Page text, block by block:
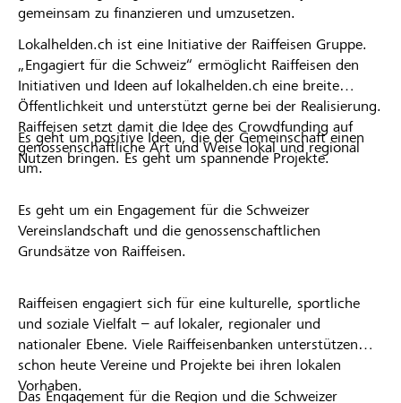
gemeinsam zu finanzieren und umzusetzen.
Lokalhelden.ch ist eine Initiative der Raiffeisen Gruppe.
„Engagiert für die Schweiz“ ermöglicht Raiffeisen den
Initiativen und Ideen auf lokalhelden.ch eine breite
Öffentlichkeit und unterstützt gerne bei der Realisierung.
Raiffeisen setzt damit die Idee des Crowdfunding auf
genossenschaftliche Art und Weise lokal und regional
um.
Es geht um positive Ideen, die der Gemeinschaft einen
Nutzen bringen. Es geht um spannende Projekte.
Es geht um ein Engagement für die Schweizer
Vereinslandschaft und die genossenschaftlichen
Grundsätze von Raiffeisen.
Raiffeisen engagiert sich für eine kulturelle, sportliche
und soziale Vielfalt – auf lokaler, regionaler und
nationaler Ebene. Viele Raiffeisenbanken unterstützen
schon heute Vereine und Projekte bei ihren lokalen
Vorhaben.
Das Engagement für die Region und die Schweizer